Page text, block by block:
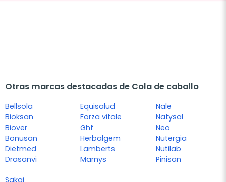
Otras marcas destacadas de Cola de caballo
Bellsola
Bioksan
Biover
Bonusan
Dietmed
Drasanvi
Equisalud
Forza vitale
Ghf
Herbalgem
Lamberts
Marnys
Nale
Natysal
Neo
Nutergia
Nutilab
Pinisan